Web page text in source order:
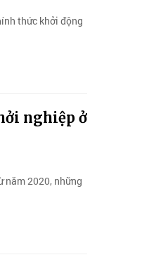
thức khởi động
nghiệp ở
năm 2020, những